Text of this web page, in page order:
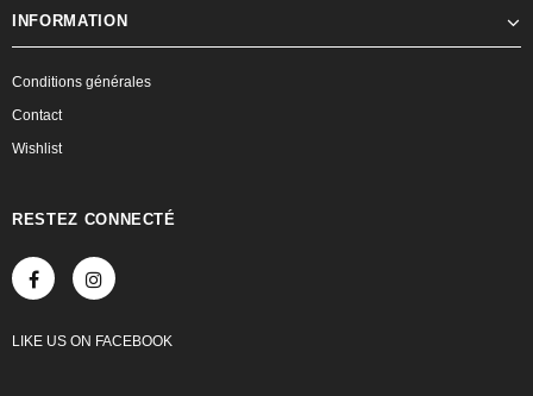
INFORMATION
Conditions générales
Contact
Wishlist
RESTEZ CONNECTÉ
LIKE US ON FACEBOOK